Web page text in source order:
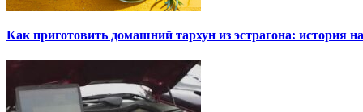
Как приготовить домашний тархун из эстрагона: история